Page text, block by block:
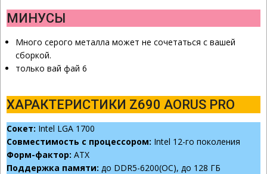
МИНУСЫ
Много серого металла может не сочетаться с вашей
сборкой.
только вай фай 6
ХАРАКТЕРИСТИКИ Z690 AORUS PRO
Сокет: Intel LGA 1700
Совместимость с процессором: Intel 12-го поколения
Форм-фактор: ATX
Поддержка памяти: до DDR5-6200(OC), до 128 ГБ